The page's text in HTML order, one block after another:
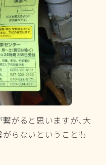
がると思いますが、大
らないということも